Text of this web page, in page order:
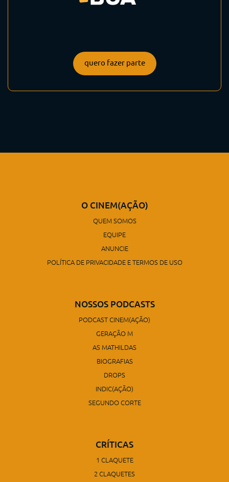
quero fazer parte
O CINEM(AÇÃO)
QUEM SOMOS
EQUIPE
ANUNCIE
POLÍTICA DE PRIVACIDADE E TERMOS DE USO
NOSSOS PODCASTS
PODCAST CINEM(AÇÃO)
GERAÇÃO M
AS MATHILDAS
BIOGRAFIAS
DROPS
INDIC(AÇÃO)
SEGUNDO CORTE
CRÍTICAS
1 CLAQUETE
2 CLAQUETES